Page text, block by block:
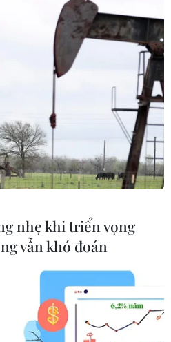
nhẹ khi triển vọng
vẫn khó đoán